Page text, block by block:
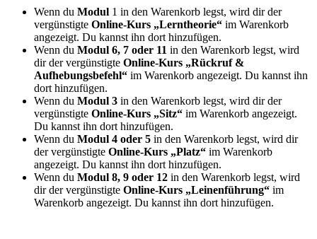
Wenn du Modul 1 in den Warenkorb legst, wird dir der
vergünstigte Online-Kurs „Lerntheorie“ im Warenkorb
angezeigt. Du kannst ihn dort hinzufügen.
Wenn du Modul 6, 7 oder 11 in den Warenkorb legst, wird
dir der vergünstigte Online-Kurs „Rückruf &
Aufhebungsbefehl“ im Warenkorb angezeigt. Du kannst ihn
dort hinzufügen.
Wenn du Modul 3 in den Warenkorb legst, wird dir der
vergünstigte Online-Kurs „Sitz“ im Warenkorb angezeigt.
Du kannst ihn dort hinzufügen.
Wenn du Modul 4 oder 5 in den Warenkorb legst, wird dir
der vergünstigte Online-Kurs „Platz“ im Warenkorb
angezeigt. Du kannst ihn dort hinzufügen.
Wenn du Modul 8, 9 oder 12 in den Warenkorb legst, wird
dir der vergünstigte Online-Kurs „Leinenführung“ im
Warenkorb angezeigt. Du kannst ihn dort hinzufügen.